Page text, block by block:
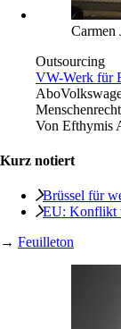
Carmen
Outsourcing
VW-Werk für
Abo
Von Efthymis
Kurz notiert
Brüssel für
EU: Konflikt
→ Feuilleton